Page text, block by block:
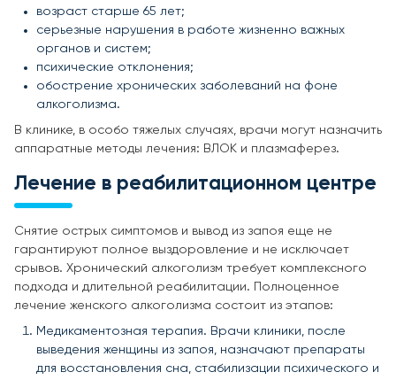
возраст старше 65 лет;
серьезные нарушения в работе жизненно важных
органов и систем;
психические отклонения;
обострение хронических заболеваний на фоне
алкоголизма.
В клинике, в особо тяжелых случаях, врачи могут назначить
аппаратные методы лечения: ВЛОК и плазмаферез.
Лечение в реабилитационном центре
Снятие острых симптомов и вывод из запоя еще не
гарантируют полное выздоровление и не исключает
срывов. Хронический алкоголизм требует комплексного
подхода и длительной реабилитации. Полноценное
лечение женского алкоголизма состоит из этапов:
Медикаментозная терапия. Врачи клиники, после
выведения женщины из запоя, назначают препараты
для восстановления сна, стабилизации психического и